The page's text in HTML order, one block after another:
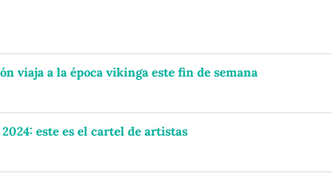
viaja a la época vikinga este fin de semana
este es el cartel de artistas